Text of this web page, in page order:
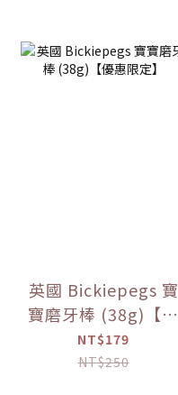
英國 Bickiepegs 寶
寶磨牙棒 (38g)【優
惠限定】
NT$179
NT$250